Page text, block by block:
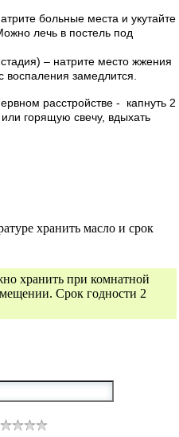
больные места и укутайте
лечь в постель под
– натрите место жжения
замедлится.
расстройстве - капнуть 2
горящую свечу, вдыхать
хранить масло и срок
хранить при комнатной
Срок годности 2